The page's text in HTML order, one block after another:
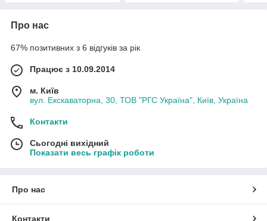
Про нас
67% позитивних з 6 відгуків за рік
Працює з 10.09.2014
м. Київ
вул. Екскаваторна, 30, ТОВ "РГС Україна", Київ, Україна
Контакти
Сьогодні вихідний
Показати весь графік роботи
Про нас
Контакти